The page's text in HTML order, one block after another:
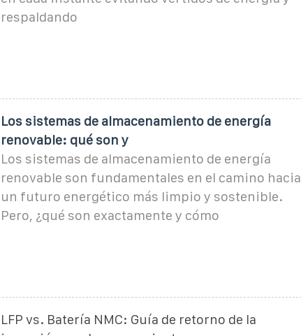
respaldando
Los sistemas de almacenamiento de energía
renovable: qué son y
Los sistemas de almacenamiento de energía
renovable son fundamentales en el camino hacia
un futuro energético más limpio y sostenible.
Pero, ¿qué son exactamente y cómo
LFP vs. Batería NMC: Guía de retorno de la